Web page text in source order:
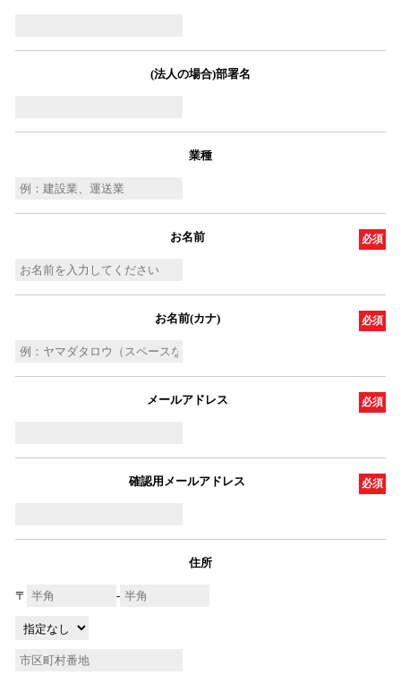
(法人の場合)部署名
業種
お名前 必須
お名前(カナ) 必須
メールアドレス 必須
確認用メールアドレス 必須
住所
〒 -